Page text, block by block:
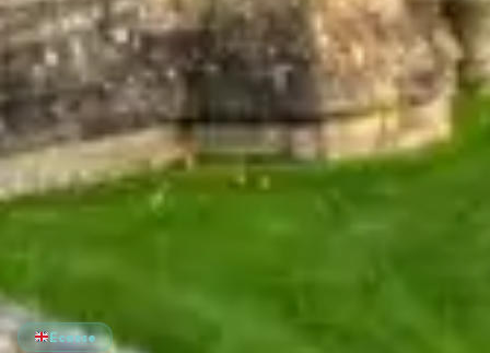
Ecosse